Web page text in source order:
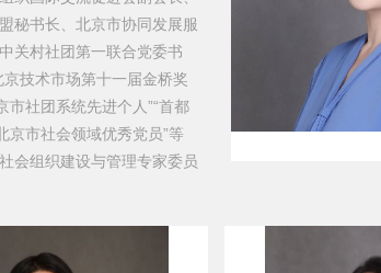
秘书长、北京市协同发展服
关村社团第一联合党委书
京技术市场第十一届金桥奖
市社团系统先进个人”“首都
京市社会领域优秀党员”等
会组织建设与管理专家委员